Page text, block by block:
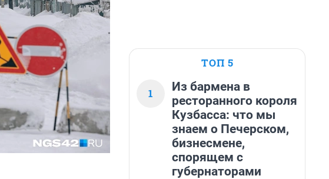
ТОП 5
1
Из бармена в
ресторанного короля
Кузбасса: что мы
знаем о Печерском,
бизнесмене,
спорящем с
губернаторами